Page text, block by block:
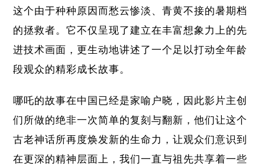
这个由于种种原因而愁云惨淡、青黄不接的暑期档
的拯救者。它不仅呈现了建立在丰富想象力上的先
进技术画面，更生动地讲述了一个足以打动全年龄
段观众的精彩成长故事。
哪吒的故事在中国已经是家喻户晓，因此影片主创
们所做的绝非一次简单的复刻与翻新，他们让这个
古老神话所再度焕发新的生命力，让观众们意识到
在更深的精神层面上，我们一直与祖先共享着一些